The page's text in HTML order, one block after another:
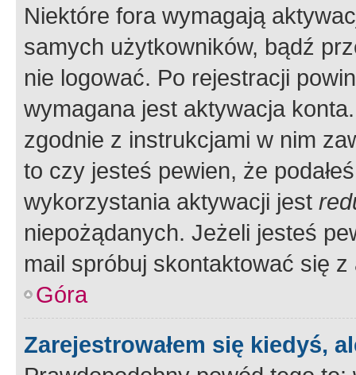
Niektóre fora wymagają
samych użytkowników, bądź
nie logować. Po rejestracji
wymagana jest aktywacja
zgodnie z instrukcjami w nim
to czy jesteś pewien, że
wykorzystania aktywacji jest
niepożądanych. Jeżeli jesteś
mail spróbuj skontaktować się
Góra
Zarejestrowałem się kiedyś,